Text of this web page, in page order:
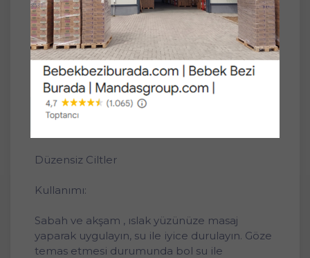
Misket Limon ve Mandalina içerir.
Tıkalı gözenekleri temilzlemeye yardımcı
olur.
Duru bir görünüm için cildi derinlemesine
temizler.
İçeriğindeki taze mandalina ve misket limon
kokusu ile inanılmaz bir şekilde duyuları
canlandırarak cildinizin temizlenmesini sağlar.
Düzensiz Ciltler
Kullanımı:
Sabah ve akşam , ıslak yüzünüze masaj
yaparak uygulayın, su ile iyice durulayın. Göze
temas etmesi durumunda bol su ile